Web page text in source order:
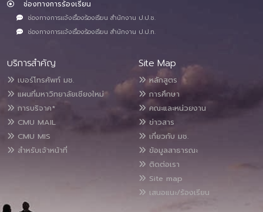
ช่องทางการร้องเรียน
ช่องทางการแจ้งเรื่องร้องเรียน สำนักงาน ป.ป.ช.
ช่องทางการแจ้งเรื่องร้องเรียน สำนักงาน ป.ป.ท.
บริการสำคัญ
เบอร์โทรศัพท์ มช.
แผนที่มหาวิทยาลัยเชียงใหม่
การบริจาค*
CMU MAIL
CMU MIS
สำหรับเจ้าหน้าที่
Site Map
หลักสูตร
การศึกษา
คณะและหน่วยงาน
ข่าวสาร
เกี่ยวกับ มช.
ข้อมูลสาธารณะ
ติดต่อเรา
Site map
เสนอแนะ/ร้องเรียน